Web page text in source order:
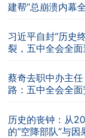
建帮”总崩溃内幕
习近平自封“历史
裂，五中全会全面
蔡奇去职中办主
路：五中全会全
历史的丧钟：从
的“空降部队”与因